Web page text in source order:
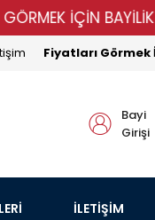
İÇİN BAYİLİK
Fiyatları Görmek
Bayi
Girişi
İLETİŞİM